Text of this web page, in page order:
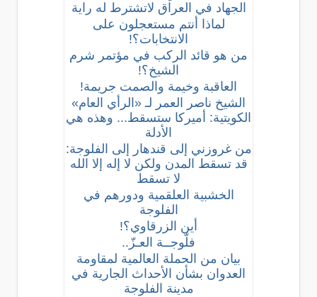
الجهاد في العراق لاتشترط له راية
لماذا أنتم مستعجلون على
الانتخابات؟!
من هو قائد الركب في مؤتمر شرم
الشيخ؟!
العاقبة وخيمة والصمت جريمة!
الشيخ ناصر العمر لـ «الرأي العام»
الكويتية: أميركا ستسقط... وهذه هي
الأدلة
من غروزني إلى قندهار إلى الفلوجة:
قد تسقط المدن ولكن لا إله إلا الله
لا تسقط
الخشبية العلقمية ودورهم في
الفلوجة
أين الزرقاوي؟!
فلّوجــة العـزّ..
بيان من الحملة العالمية لمقاومة
العدوان بشأن الأحداث الجارية في
مدينة الفلوجة